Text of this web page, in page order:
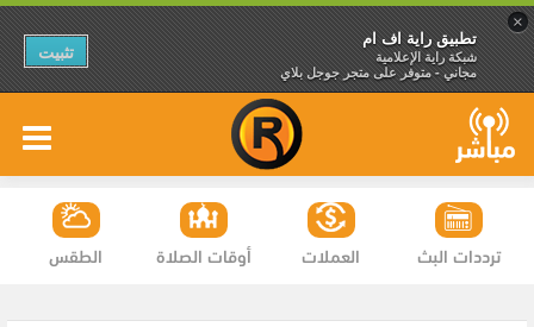
×
تطبيق راية اف ام
شبكة راية الإعلامية
مجاني - متوفر على متجر جوجل بلاي
تثبيت
الطقس أوقات الصلاة العملات ترددات البث